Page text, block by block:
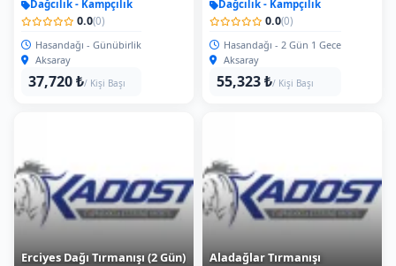
Dağcılık - Kampçılık
0.0(0)
Hasandağı - Günübirlik
Aksaray
37,720 ₺/ Kişi Başı
Dağcılık - Kampçılık
0.0(0)
Hasandağı - 2 Gün 1 Gece
Aksaray
55,323 ₺/ Kişi Başı
Erciyes Dağı Tırmanışı (2 Gün) Aladağlar Tırmanışı